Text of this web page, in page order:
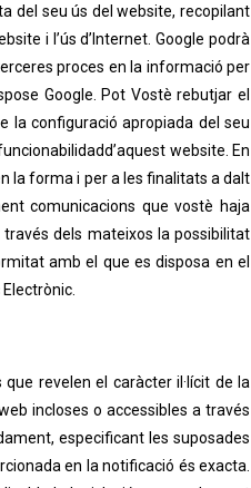
del seu ús del website, recopilant
i l’ús d’Internet. Google podrà
proces en la informació per
Google. Pot Vostè rebutjar el
la configuració apropiada del seu
website. En
la forma i per a les finalitats a dalt
comunicacions que vostè haja
dels mateixos la possibilitat
amb el que es disposa en el
revelen el caràcter il·lícit de la
incloses o accessibles a través
especificant les suposades
en la notificació és exacta.